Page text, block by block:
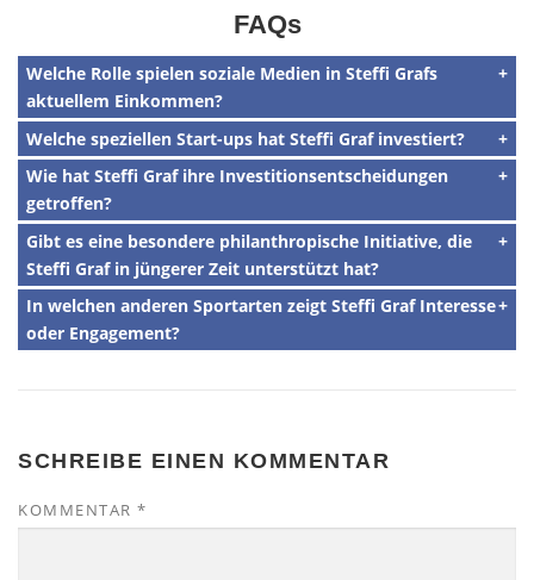
FAQs
Welche Rolle spielen soziale Medien in Steffi Grafs
aktuellem Einkommen?
Welche speziellen Start-ups hat Steffi Graf investiert?
Wie hat Steffi Graf ihre Investitionsentscheidungen
getroffen?
Gibt es eine besondere philanthropische Initiative, die
Steffi Graf in jüngerer Zeit unterstützt hat?
In welchen anderen Sportarten zeigt Steffi Graf Interesse
oder Engagement?
SCHREIBE EINEN KOMMENTAR
KOMMENTAR *